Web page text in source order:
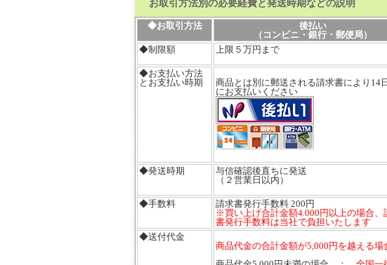
お取引方法別の必要経費と発送時期などの説明
◆お取引方法
後払い
（コンビニ・銀行・郵便局）
◆制限額 上限５万円まで
◆お支払い方法
とお支払い時期
商品とは別に郵送される請求書により14
にお支払いください
◆発送時期
与信確認後直ちに発送
（２営業日以内）
◆手数料
請求書発行手数料 200円
※買い上げ合計金額4.000円以上の場合、
書発行手数料は当社で負担いたします
◆送付代金
商品代金の合計金額が5,000円を越える